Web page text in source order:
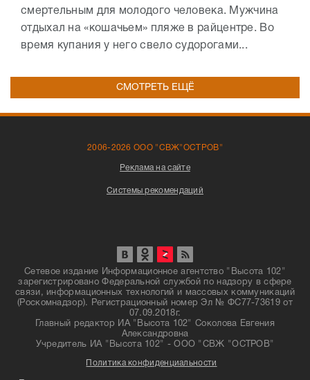
смертельным для молодого человека. Мужчина
отдыхал на «кошачьем» пляже в райцентре. Во
время купания у него свело судорогами...
СМОТРЕТЬ ЕЩЁ
2006-2026 ООО "СВЖ"ОСТРОВ"
Реклама на сайте
Системы рекомендаций
Сетевое издание Информационное агентство "Высота 102"
зарегистрировано Федеральной службой по надзору в сфере
связи, информационных технологий и массовых коммуникаций
(Роскомнадзор). Регистрационный номер Эл № ФС77-73619 от
07.09.2018г.
Главный редактор ИА "Высота 102" Соколова Евгения
Александровна
Учредитель ИА "Высота 102" - ООО "СВЖ "ОСТРОВ"
Политика конфиденциальности